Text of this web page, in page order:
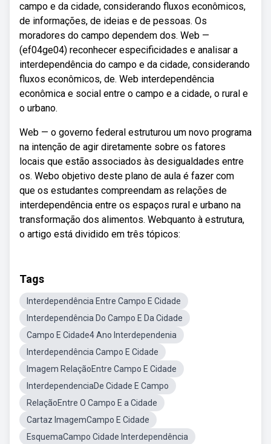
campo e da cidade, considerando fluxos econômicos,
de informações, de ideias e de pessoas. Os
moradores do campo dependem dos. Web —
(ef04ge04) reconhecer especificidades e analisar a
interdependência do campo e da cidade, considerando
fluxos econômicos, de. Web­ interdependência
econômica e social entre o campo e a cidade, o rural e
o urbano.
Web — o governo federal estruturou um novo programa
na intenção de agir diretamente sobre os fatores
locais que estão associados às desigualdades entre
os. Webo objetivo deste plano de aula é fazer com
que os estudantes compreendam as relações de
interdependência entre os espaços rural e urbano na
transformação dos alimentos. Webquanto à estrutura,
o artigo está dividido em três tópicos:
Tags
Interdependência Entre Campo E Cidade
Interdependência Do Campo E Da Cidade
Campo E Cidade4 Ano Interdependenia
Interdependência Campo E Cidade
Imagem RelaçãoEntre Campo E Cidade
InterdependenciaDe Cidade E Campo
RelaçãoEntre O Campo E a Cidade
Cartaz ImagemCampo E Cidade
EsquemaCampo Cidade Interdependência